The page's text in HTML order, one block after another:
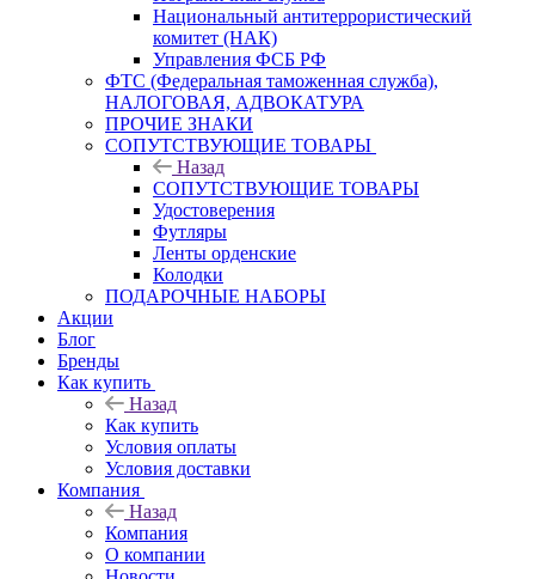
Национальный антитеррористический
комитет (НАК)
Управления ФСБ РФ
ФТС (Федеральная таможенная служба),
НАЛОГОВАЯ, АДВОКАТУРА
ПРОЧИЕ ЗНАКИ
СОПУТСТВУЮЩИЕ ТОВАРЫ
Назад
СОПУТСТВУЮЩИЕ ТОВАРЫ
Удостоверения
Футляры
Ленты орденские
Колодки
ПОДАРОЧНЫЕ НАБОРЫ
Акции
Блог
Бренды
Как купить
Назад
Как купить
Условия оплаты
Условия доставки
Компания
Назад
Компания
О компании